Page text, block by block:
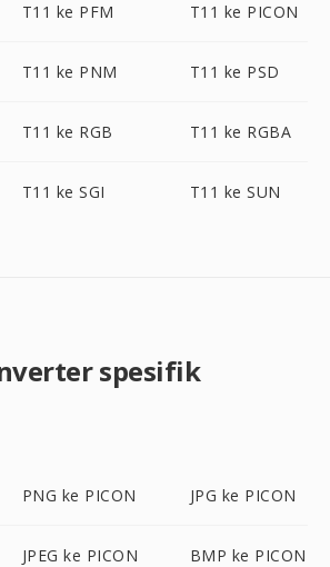
T11 ke PFM T11 ke PICON
T11 ke PNM T11 ke PSD
T11 ke RGB T11 ke RGBA
T11 ke SGI T11 ke SUN
spesifik
PNG ke PICON JPG ke PICON
JPEG ke PICON BMP ke PICON